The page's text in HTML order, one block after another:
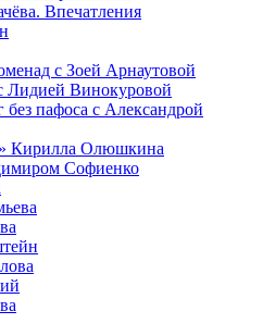
Впечатления
с Зоей Арнаутовой
Лидией Винокуровой
без пафоса с Александрой
Кирилла Олюшкина
Софиенко